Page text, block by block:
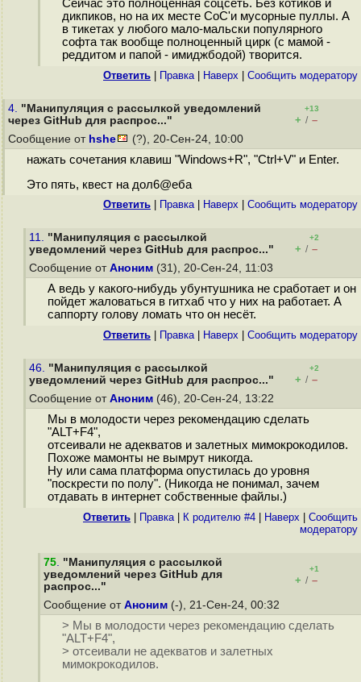
Сейчас это полноценная соцсеть. Без котиков и
дикпиков, но на их месте СоС'и мусорные пуллы. А
в тикетах у любого мало-мальски популярного
софта так вообще полноценный цирк (с мамой -
реддитом и папой - имиджбодой) творится.
Ответить Правка| Наверх Cообщить модератору
4. "Манипуляция с рассылкой уведомлений
через GitHub для распрос..."
+13
+ / –
Сообщение от hshe (?), 20-Сен-24, 10:00
нажать сочетания клавиш "Windows+R", "Ctrl+V" и Enter.
Это пять, квест на дол6@еба
Ответить Правка| Наверх Cообщить модератору
11. "Манипуляция с рассылкой
уведомлений через GitHub для распрос..."
+2
+ / –
Сообщение от Аноним (31), 20-Сен-24, 11:03
А ведь у какого-нибудь убунтушника не сработает и он
пойдет жаловаться в гитхаб что у них на работает. А
саппорту голову ломать что он несёт.
Ответить Правка| Наверх Cообщить модератору
46. "Манипуляция с рассылкой
уведомлений через GitHub для распрос..."
+2
+ / –
Сообщение от Аноним (46), 20-Сен-24, 13:22
Мы в молодости через рекомендацию сделать
"ALT+F4",
отсеивали не адекватов и залетных мимокрокодилов.
Похоже мамонты не вымрут никогда.
Ну или сама платформа опустилась до уровня
"поскрести по полу". (Никогда не понимал, зачем
отдавать в интернет собственные файлы.)
Ответить Правка| К родителю #4 Наверх
Cообщить
модератору
75. "Манипуляция с рассылкой
уведомлений через GitHub для
распрос..."
+1
+ / –
Сообщение от Аноним (-), 21-Сен-24, 00:32
> Мы в молодости через рекомендацию сделать
"ALT+F4",
> отсеивали не адекватов и залетных
мимокрокодилов.